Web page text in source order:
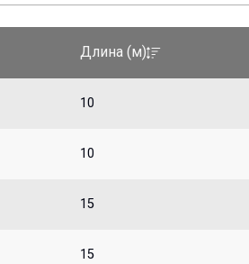
Длина (м)
10
10
15
15